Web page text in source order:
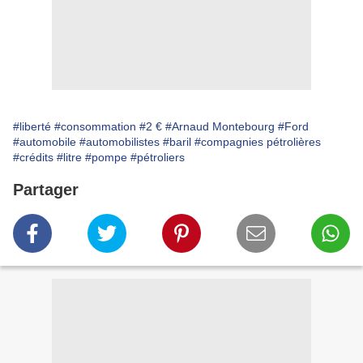
#liberté #consommation #2 € #Arnaud Montebourg #Ford
#automobile #automobilistes #baril #compagnies pétrolières
#crédits #litre #pompe #pétroliers
Partager